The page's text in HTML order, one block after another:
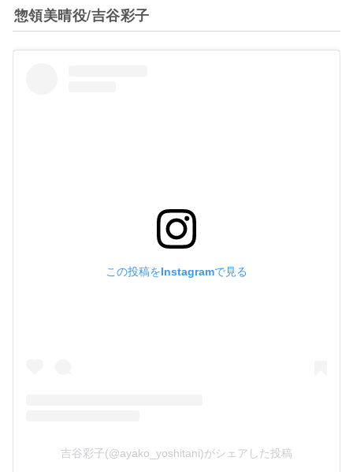
惣領美晴役/吉谷彩子
この投稿をInstagramで見る
吉谷彩子(@ayako_yoshitani)がシェアした投稿